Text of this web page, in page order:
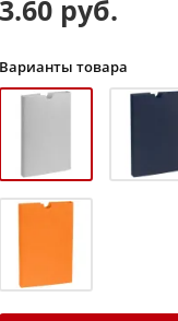
3.60 руб.
Варианты товара